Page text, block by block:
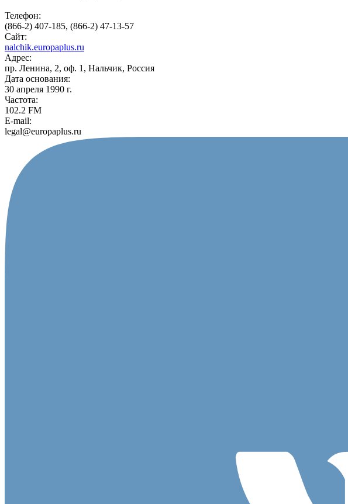
Телефон:
(866-2) 407-185, (866-2) 47-13-57
Сайт:
nalchik.europaplus.ru
Адрес:
пр. Ленина, 2, оф. 1, Нальчик, Россия
Дата основания:
30 апреля 1990 г.
Частота:
102.2 FM
E-mail:
legal@europaplus.ru